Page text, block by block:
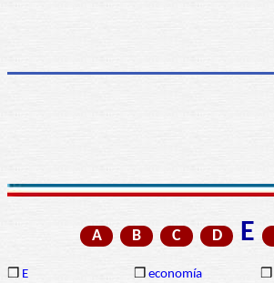
A B C D E
❒ E ❒ economía ❒